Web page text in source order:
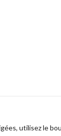
utilisez le